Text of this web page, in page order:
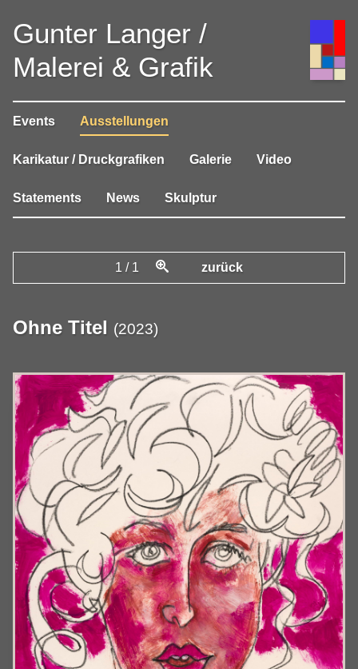
Gunter Langer /
Malerei & Grafik
Events Ausstellungen
Karikatur / Druckgrafiken Galerie Video
Statements News Skulptur
1 / 1 zurück
Ohne Titel (2023)